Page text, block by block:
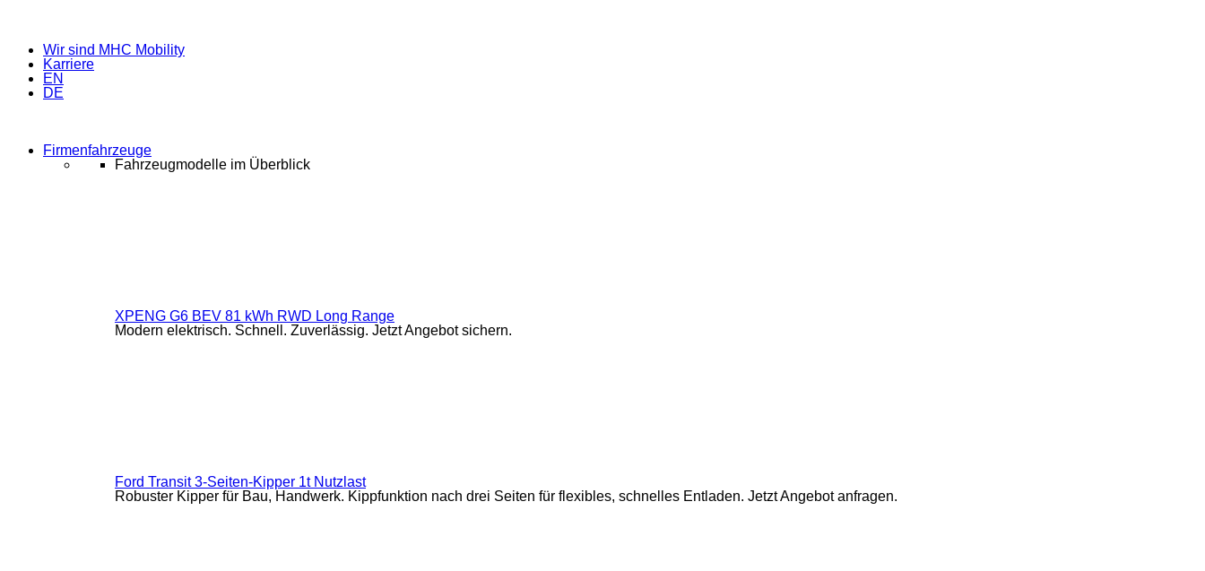
Wir sind MHC Mobility
Karriere
EN
DE
Firmenfahrzeuge
Fahrzeugmodelle im Überblick
XPENG G6 BEV 81 kWh RWD Long Range
Modern elektrisch. Schnell. Zuverlässig. Jetzt Angebot sichern.
Ford Transit 3-Seiten-Kipper 1t Nutzlast
Robuster Kipper für Bau, Handwerk. Kippfunktion nach drei Seiten für flexibles, schnelles Entladen. Jetzt Angebot anfragen.